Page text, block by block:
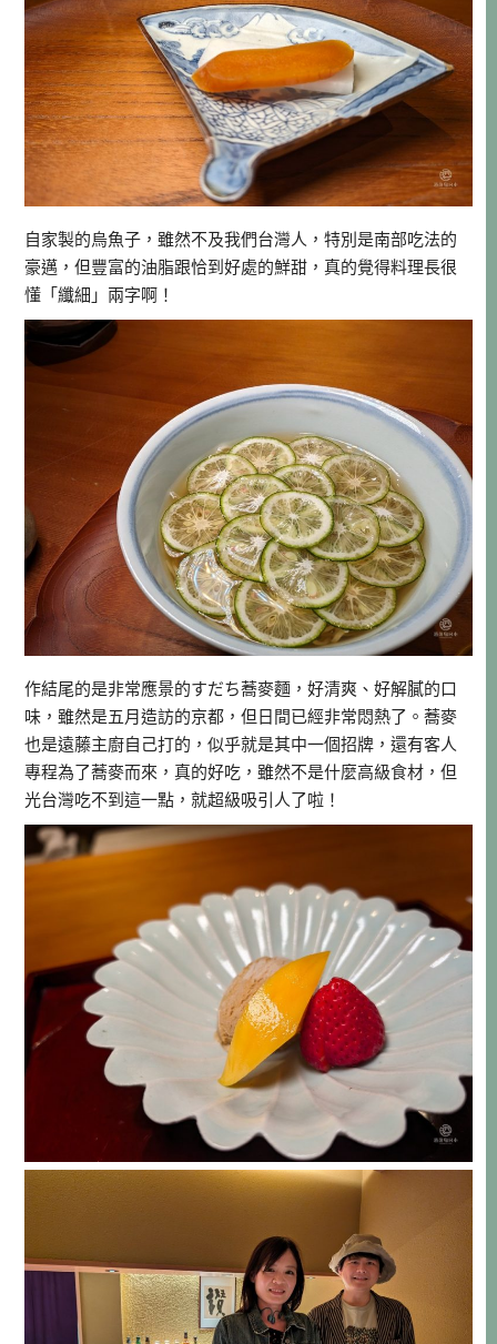
自家製的烏魚子，雖然不及我們台灣人，特別是南部吃法的
豪邁，但豐富的油脂跟恰到好處的鮮甜，真的覺得料理長很
懂「纖細」兩字啊！
作結尾的是非常應景的すだち蕎麥麵，好清爽、好解膩的口
味，雖然是五月造訪的京都，但日間已經非常悶熱了。蕎麥
也是遠藤主廚自己打的，似乎就是其中一個招牌，還有客人
專程為了蕎麥而來，真的好吃，雖然不是什麼高級食材，但
光台灣吃不到這一點，就超級吸引人了啦！